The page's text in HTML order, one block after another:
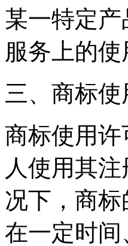
某一特定
服务上的使
三、商标使
商标使用
人使用其
况下，商
在一定时